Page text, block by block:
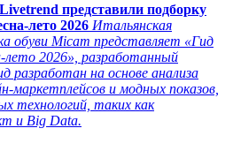
представили подборку
лето 2026 Итальянская
обуви Micam представляет «Гид
лето 2026», разработанный
разработан на основе анализа
маркетплейсов и модных показов,
технологий, таких как
и Big Data.